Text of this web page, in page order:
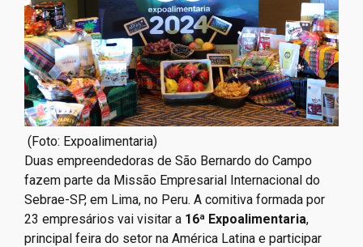
(Foto: Expoalimentaria)
Duas empreendedoras de São Bernardo do Campo
fazem parte da Missão Empresarial Internacional do
Sebrae-SP, em Lima, no Peru. A comitiva formada por
23 empresários vai visitar a 16ª Expoalimentaria,
principal feira do setor na América Latina e participar